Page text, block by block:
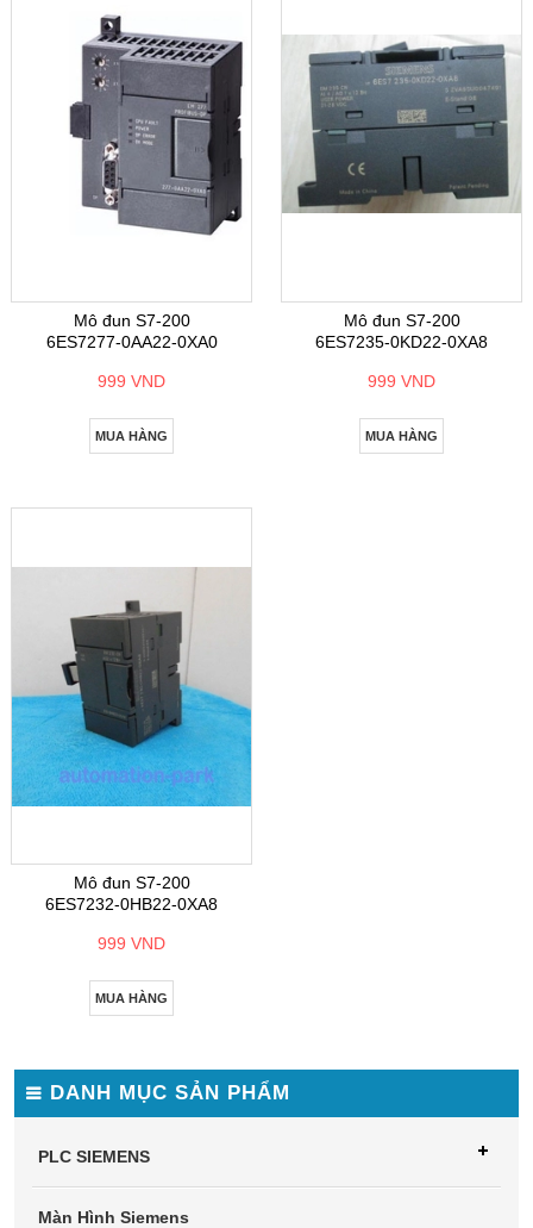
Mô đun S7-200
6ES7277-0AA22-0XA0
999 VND
MUA HÀNG
Mô đun S7-200
6ES7235-0KD22-0XA8
999 VND
MUA HÀNG
Mô đun S7-200
6ES7232-0HB22-0XA8
999 VND
MUA HÀNG
DANH MỤC SẢN PHẨM
PLC SIEMENS
Màn Hình Siemens